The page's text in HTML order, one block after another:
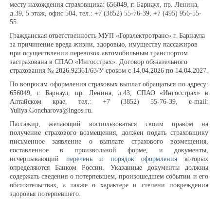
Пассажирам
Расписания и маршруты
Расписание движения
Маршруты транспорта
Правила перевозки пассажиров
Тарифы
Страхование пассажиров
месту нахождения страховщика: 656049, г. Барнаул, пр. Ленина,
д.39, 5 этаж, офис 504, тел.: +7 (3852) 55-76-39, +7 (495) 956-55-
55.
Гражданская ответственность МУП «Горэлектротранс» г. Барнаула
за причинение вреда жизни, здоровью, имуществу пассажиров
при осуществлении перевозок автомобильным транспортом
застрахована в СПАО «Ингосстрах». Договор обязательного
страхования № 2026.92361/63/У сроком с 14.04.2026 по 14.04.2027.
По вопросам оформления страховых выплат обращаться по адресу:
656049, г. Барнаул, пр. Ленина, д.43, СПАО «Ингосстрах» в
Алтайском крае, тел.: +7 (3852) 55-76-39, e-mail:
Yuliya.Goncharova@ingos.ru.
Пассажир, желающий воспользоваться своим правом на
получение страхового возмещения, должен подать страховщику
письменное заявление о выплате страхового возмещения,
составленное в произвольной форме, и документы,
исчерпывающий перечень и порядок оформления которых
определяются Банком России. Указанные документы должны
содержать сведения о потерпевшем, произошедшем событии и его
обстоятельствах, а также о характере и степени повреждения
здоровья потерпевшего.